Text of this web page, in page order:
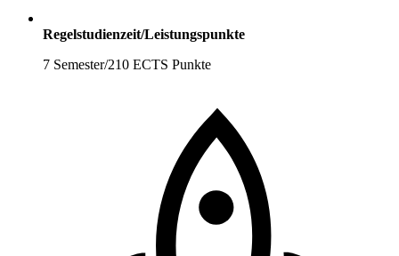
Regelstudienzeit/Leistungspunkte
7 Semester/210 ECTS Punkte